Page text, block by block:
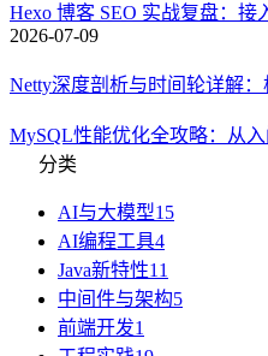
Hexo 博客 SEO 实战复盘：接
2026-07-09
Netty深度剖析与时间轮详解
MySQL性能优化全攻略：从
分类
AI与大模型15
AI编程工具4
Java新特性11
中间件与架构5
前端开发1